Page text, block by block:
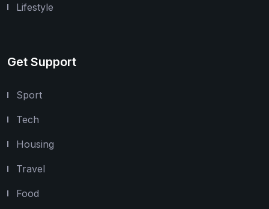
Lifestyle
Get Support
Sport
Tech
Housing
Travel
Food